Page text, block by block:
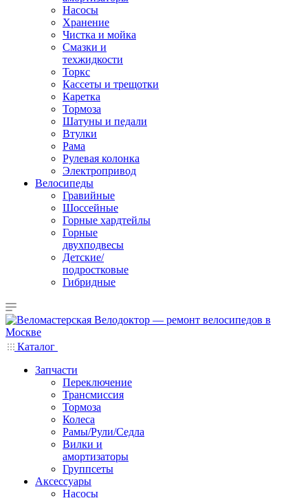
Насосы
Хранение
Чистка и мойка
Смазки и
техжидкости
Торкс
Кассеты и трещотки
Каретка
Тормоза
Шатуны и педали
Втулки
Рама
Рулевая колонка
Электропривод
Велосипеды
Гравийные
Шоссейные
Горные хардтейлы
Горные
двухподвесы
Детские/
подростковые
Гибридные
Каталог
Запчасти
Переключение
Трансмиссия
Тормоза
Колеса
Рамы/Рули/Седла
Вилки и
амортизаторы
Группсеты
Аксессуары
Насосы